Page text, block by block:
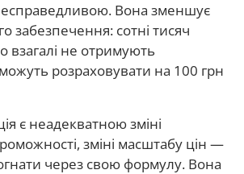
Вона зменшує
забезпечення: сотні тисяч
взагалі не отримують
розраховувати на 100 грн
є неадекватною зміні
зміні масштабу цін —
через свою формулу. Вона